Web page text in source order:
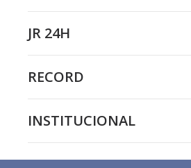
JR 24H
RECORD
INSTITUCIONAL